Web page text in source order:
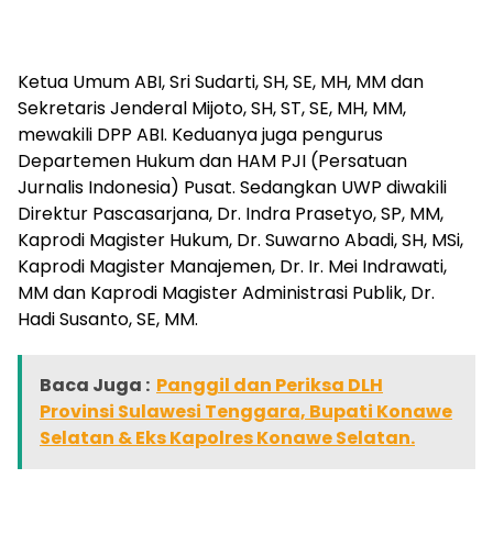
Ketua Umum ABI, Sri Sudarti, SH, SE, MH, MM dan
Sekretaris Jenderal Mijoto, SH, ST, SE, MH, MM,
mewakili DPP ABI. Keduanya juga pengurus
Departemen Hukum dan HAM PJI (Persatuan
Jurnalis Indonesia) Pusat. Sedangkan UWP diwakili
Direktur Pascasarjana, Dr. Indra Prasetyo, SP, MM,
Kaprodi Magister Hukum, Dr. Suwarno Abadi, SH, MSi,
Kaprodi Magister Manajemen, Dr. Ir. Mei Indrawati,
MM dan Kaprodi Magister Administrasi Publik, Dr.
Hadi Susanto, SE, MM.
Baca Juga : Panggil dan Periksa DLH
Provinsi Sulawesi Tenggara, Bupati Konawe
Selatan & Eks Kapolres Konawe Selatan.